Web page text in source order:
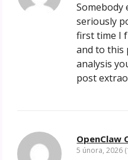
Somebody
seriously
first time I
and to this
analysis
post
OpenClaw
5 února, 2026